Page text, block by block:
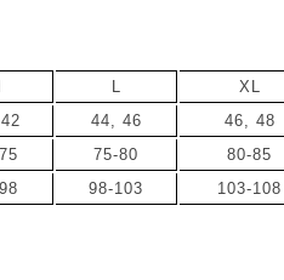
L
XL
44, 46
46, 48
75-80
80-85
98-103 103-108